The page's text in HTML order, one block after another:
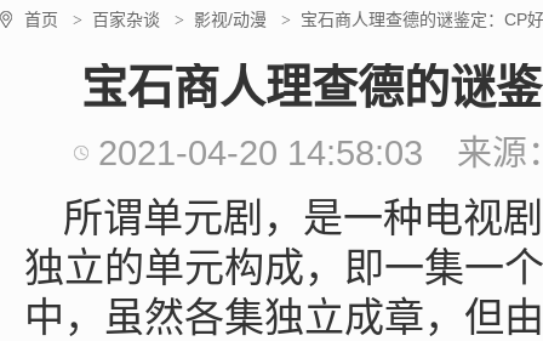
首页 > 百家杂谈 > 影视/动漫 > 宝石商人理查德的谜鉴定：CP
宝石商人理查德的谜
2021-04-20 14:58:03 来源
所谓单元剧，是一种电视
独立的单元构成，即一集一
中，虽然各集独立成章，但